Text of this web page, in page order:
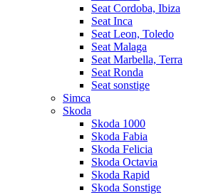
Seat Cordoba, Ibiza
Seat Inca
Seat Leon, Toledo
Seat Malaga
Seat Marbella, Terra
Seat Ronda
Seat sonstige
Simca
Skoda
Skoda 1000
Skoda Fabia
Skoda Felicia
Skoda Octavia
Skoda Rapid
Skoda Sonstige